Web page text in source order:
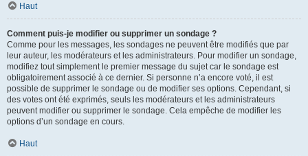
Haut
Comment puis-je modifier ou supprimer un sondage ?
Comme pour les messages, les sondages ne peuvent être modifiés que par
leur auteur, les modérateurs et les administrateurs. Pour modifier un sondage,
modifiez tout simplement le premier message du sujet car le sondage est
obligatoirement associé à ce dernier. Si personne n’a encore voté, il est
possible de supprimer le sondage ou de modifier ses options. Cependant, si
des votes ont été exprimés, seuls les modérateurs et les administrateurs
peuvent modifier ou supprimer le sondage. Cela empêche de modifier les
options d’un sondage en cours.
Haut